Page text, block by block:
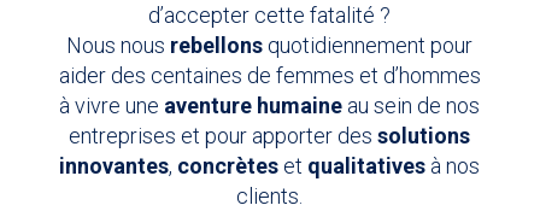
d’accepter cette fatalité ?
Nous nous rebellons quotidiennement pour
aider des centaines de femmes et d’hommes
à vivre une aventure humaine au sein de nos
entreprises et pour apporter dessolutions
innovantes, concrètes et qualitatives à nos
clients.